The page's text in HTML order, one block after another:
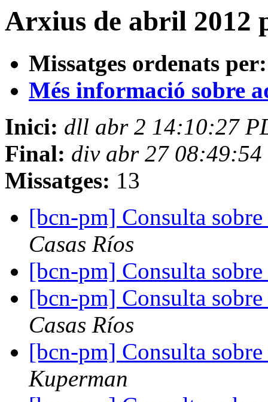
Arxius de abril 2012
Missatges ordenats per:
Més informació sobre
Inici: dll abr 2 14:10:27
Final: div abr 27 08:49:54
Missatges: 13
[bcn-pm] Consulta
Casas Ríos
[bcn-pm] Consulta
[bcn-pm] Consulta
Casas Ríos
[bcn-pm] Consulta
Kuperman